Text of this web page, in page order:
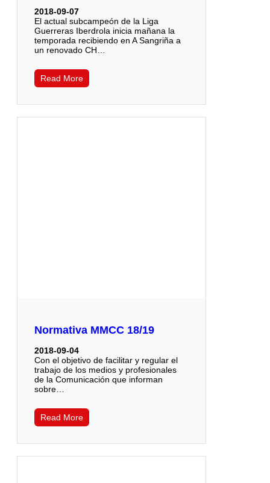
2018-09-07
El actual subcampeón de la Liga
Guerreras Iberdrola inicia mañana la
temporada recibiendo en A Sangriña a
un renovado CH…
Read More
Normativa MMCC 18/19
2018-09-04
Con el objetivo de facilitar y regular el
trabajo de los medios y profesionales
de la Comunicación que informan
sobre…
Read More